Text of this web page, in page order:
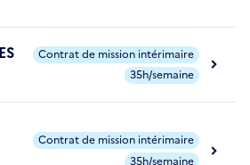
Contrat de mission intérimaire
35h/semaine
Contrat de mission intérimaire
35h/semaine